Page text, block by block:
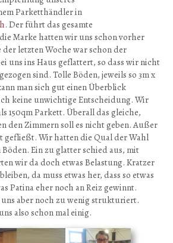
Parketthändler in
. Der führt das gesamte
Marke hatten wir uns schon vorher
letzten Woche war schon der
uns ins Haus geflattert, so dass wir nicht
sind. Tolle Böden, jeweils so 3m x
man sich gut einen Überblick
keine unwichtige Entscheidung. Wir
150qm Parkett. Überall das gleiche,
den Zimmern soll es nicht geben. Außer
gefließt. Wir hatten die Qual der Wahl
Ein zu glatter schied aus, mit
wir da doch etwas Belastung. Kratzer
da muss etwas her, dass so etwas
Patina eher noch an Reiz gewinnt.
aber noch zu wenig strukturiert.
also schon mal einig.